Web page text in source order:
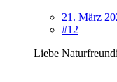
21. März
#12
Liebe